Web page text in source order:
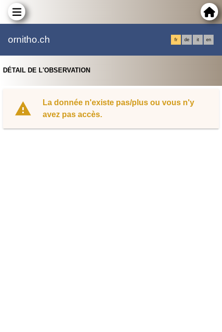
ornitho.ch fr de it en
DÉTAIL DE L'OBSERVATION
La donnée n'existe pas/plus ou vous n'y
avez pas accès.